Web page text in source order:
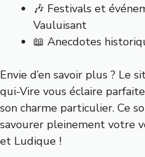
🎶 Festivals et
Vauluisant
📖 Anecdotes
Envie d’en savoir plus ? Le
qui-Vire vous éclaire
son charme particulier. Ce
savourer pleinement votre
et Ludique !